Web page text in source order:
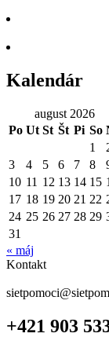
Kalendár
august 2026
Po Ut St Št Pi So
1
3
4 5 6 7 8
10 11 12 13 14 15
17 18 19 20 21 22
24 25 26 27 28 29
31
« máj
Kontakt
+421 903